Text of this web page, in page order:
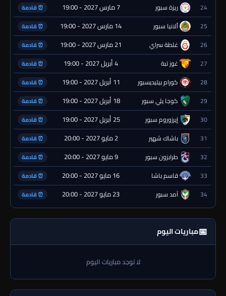
24 ريزة سبور 7 مارس 2027 - 19:00 ⏰ قادمة
25 ألانيا سبور 14 مارس 2027 - 19:00 ⏰ قادمة
26 غلطة سراي 21 مارس 2027 - 19:00 ⏰ قادمة
27 غوز تبة 4 أبريل 2027 - 19:00 ⏰ قادمة
28 كورام بيليديسبور 11 أبريل 2027 - 19:00 ⏰ قادمة
29 كوجا يلي سبور 18 أبريل 2027 - 19:00 ⏰ قادمة
30 إيرزوروم سبور 25 أبريل 2027 - 19:00 ⏰ قادمة
31 باشاك شهير 2 مايو 2027 - 20:00 ⏰ قادمة
32 طرابزون سبور 9 مايو 2027 - 20:00 ⏰ قادمة
33 قاسم باشا 16 مايو 2027 - 20:00 ⏰ قادمة
34 آمد سبور 23 مايو 2027 - 20:00 ⏰ قادمة
📅مباريات اليوم
لا توجد مباريات اليوم